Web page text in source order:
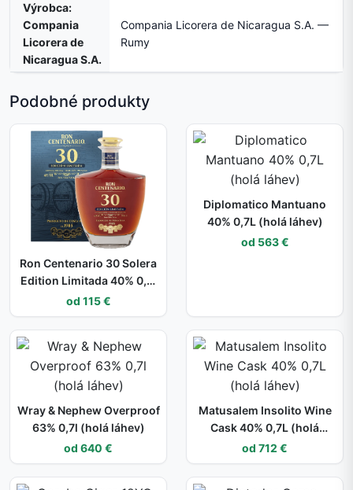
Výrobca:
Compania
Licorera de
Nicaragua S.A.
Compania Licorera de Nicaragua S.A. —
Rumy
Podobné produkty
Ron Centenario 30 Solera
Edition Limitada 40% 0,7l
(dárkové balení kazeta)
od 115 €
Diplomatico Mantuano
40% 0,7L (holá láhev)
od 563 €
Wray & Nephew Overproof
63% 0,7l (holá láhev)
od 640 €
Matusalem Insolito Wine
Cask 40% 0,7L (holá
láhev)
od 712 €